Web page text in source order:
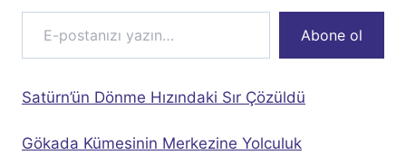
E-postanızı yazın…
Abone ol
Satürn’ün Dönme Hızındaki Sır Çözüldü
Gökada Kümesinin Merkezine Yolculuk